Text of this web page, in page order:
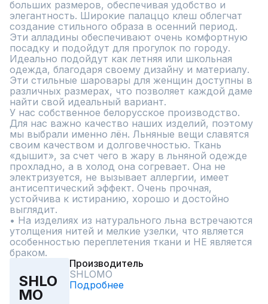
больших размеров, обеспечивая удобство и
элегантность. Широкие палаццо клеш облегчат
создание стильного образа в осенний период.
Эти алладины обеспечивают очень комфортную
посадку и подойдут для прогулок по городу.
Идеально подойдут как летняя или школьная
одежда, благодаря своему дизайну и материалу.
Эти стильные шаровары для женщин доступны в
различных размерах, что позволяет каждой даме
найти свой идеальный вариант.
У нас собственное белорусское производство.
Для нас важно качество наших изделий, поэтому
мы выбрали именно лён. Льняные вещи славятся
своим качеством и долговечностью. Ткань
«дышит», за счет чего в жару в льняной одежде
прохладно, а в холод она согревает. Она не
электризуется, не вызывает аллергии, имеет
антисептический эффект. Очень прочная,
устойчива к истиранию, хорошо и достойно
выглядит.
• На изделиях из натурального льна встречаются
утолщения нитей и мелкие узелки, что является
особенностью переплетения ткани и НЕ является
браком.
SHLO
MO
Производитель
SHLOMO
Подробнее